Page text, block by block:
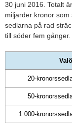
30 juni 2016. Totalt
miljarder kronor
sedlarna på rad
till söder fem gånger.
20-
50-
1 000-